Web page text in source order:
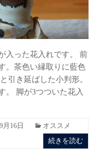
入った花入れです。 前
。茶色い縁取りに藍色
引き延ばした小判形。
。 脚が3つついた花入
月16日
オススメ
続きを読む